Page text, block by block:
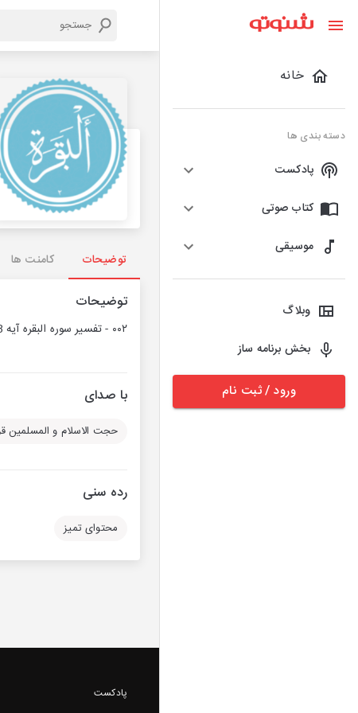
خانه
دسته بندی ها
پادکست
کتاب صوتی
موسیقی
وبلاگ
بخش برنامه ساز
ورود / ثبت نام
توضیحات کامنت ها
توضیحات
۰۰۲ - تفسیر سوره البقره آیه 108 قرآن کریم حجت السلام والمسلمین قرائتی
با صدای
حجت الاسلام و المسلمین
رده سنی
محتوای تمیز
پادکست